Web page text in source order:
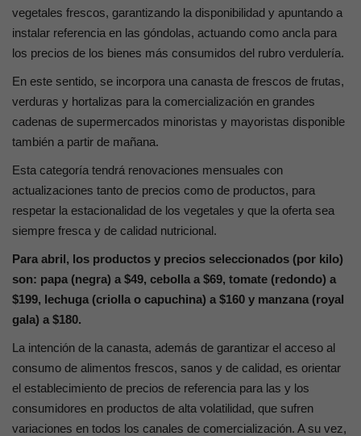
vegetales frescos, garantizando la disponibilidad y apuntando a
instalar referencia en las góndolas, actuando como ancla para
los precios de los bienes más consumidos del rubro verdulería.
En este sentido, se incorpora una canasta de frescos de frutas,
verduras y hortalizas para la comercialización en grandes
cadenas de supermercados minoristas y mayoristas disponible
también a partir de mañana.
Esta categoría tendrá renovaciones mensuales con
actualizaciones tanto de precios como de productos, para
respetar la estacionalidad de los vegetales y que la oferta sea
siempre fresca y de calidad nutricional.
Para abril, los productos y precios seleccionados (por kilo)
son: papa (negra) a $49, cebolla a $69, tomate (redondo) a
$199, lechuga (criolla o capuchina) a $160 y manzana (royal
gala) a $180.
La intención de la canasta, además de garantizar el acceso al
consumo de alimentos frescos, sanos y de calidad, es orientar
el establecimiento de precios de referencia para las y los
consumidores en productos de alta volatilidad, que sufren
variaciones en todos los canales de comercialización. A su vez,